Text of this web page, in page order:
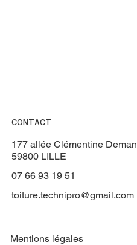
CONTACT
177 allée Clémentine Deman
59800 LILLE
07 66 93 19 51
toiture.technipro@gmail.com
Mentions légales